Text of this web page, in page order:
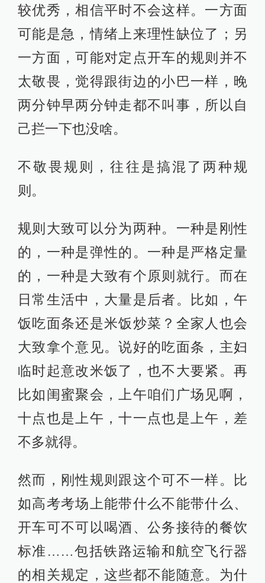
较优秀，相信平时不会这样。一方面
可能是急，情绪上来理性缺位了；另
一方面，可能对定点开车的规则并不
太敬畏，觉得跟街边的小巴一样，晚
两分钟早两分钟走都不叫事，所以自
己拦一下也没啥。
不敬畏规则，往往是搞混了两种规
则。
规则大致可以分为两种。一种是刚性
的，一种是弹性的。一种是严格定量
的，一种是大致有个原则就行。而在
日常生活中，大量是后者。比如，午
饭吃面条还是米饭炒菜？全家人也会
大致拿个意见。说好的吃面条，主妇
临时起意改米饭了，也不大要紧。再
比如闺蜜聚会，上午咱们广场见啊，
十点也是上午，十一点也是上午，差
不多就得。
然而，刚性规则跟这个可不一样。比
如高考考场上能带什么不能带什么、
开车可不可以喝酒、公务接待的餐饮
标准……包括铁路运输和航空飞行器
的相关规定，这些都不能随意。为什